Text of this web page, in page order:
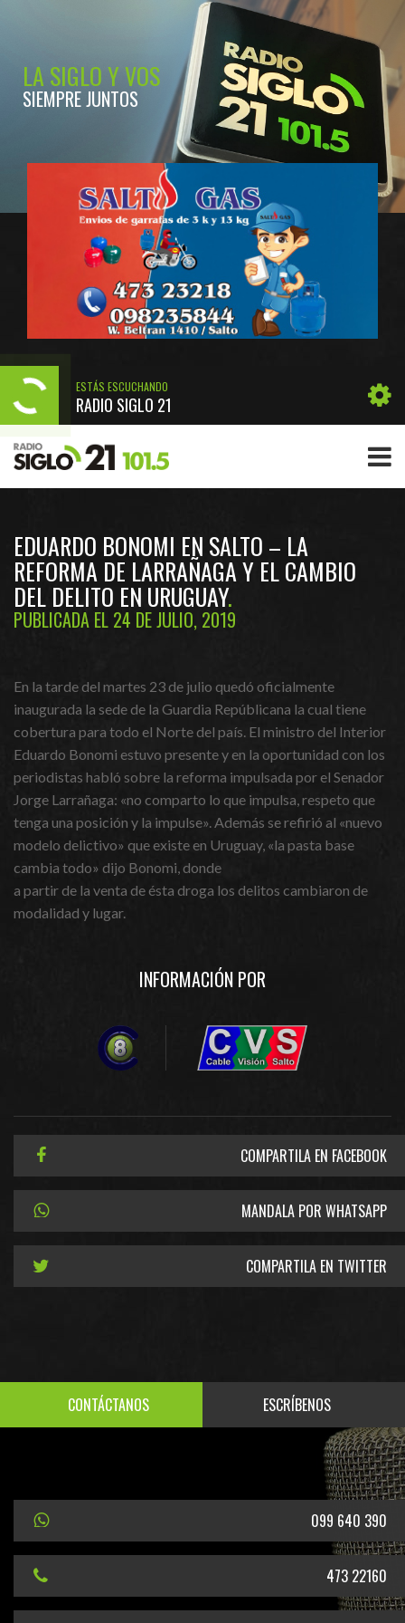
LA SIGLO Y VOS
SIEMPRE JUNTOS
ESTÁS ESCUCHANDO
RADIO SIGLO 21
EDUARDO BONOMI EN SALTO – LA
REFORMA DE LARRAÑAGA Y EL CAMBIO
DEL DELITO EN URUGUAY
PUBLICADA EL 24 DE JULIO, 2019
En la tarde del martes 23 de julio quedó oficialmente
inaugurada la sede de la Guardia Repúblicana la cual tiene
cobertura para todo el Norte del país. El ministro del Interior
Eduardo Bonomi estuvo presente y en la oportunidad con los
periodistas habló sobre la reforma impulsada por el Senador
Jorge Larrañaga: «no comparto lo que impulsa, respeto que
tenga una posición y la impulse». Además se refirió al «nuevo
modelo delictivo» que existe en Uruguay, «la pasta base
cambia todo» dijo Bonomi, donde
a partir de la venta de ésta droga los delitos cambiaron de
modalidad y lugar.
INFORMACIÓN POR
COMPARTILA EN FACEBOOK
MANDALA POR WHATSAPP
COMPARTILA EN TWITTER
CONTÁCTANOS ESCRÍBENOS
099 640 390
473 22160